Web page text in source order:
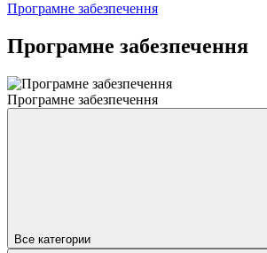
Програмне забезпечення
Програмне забезпечення
Програмне забезпечення
Все категории